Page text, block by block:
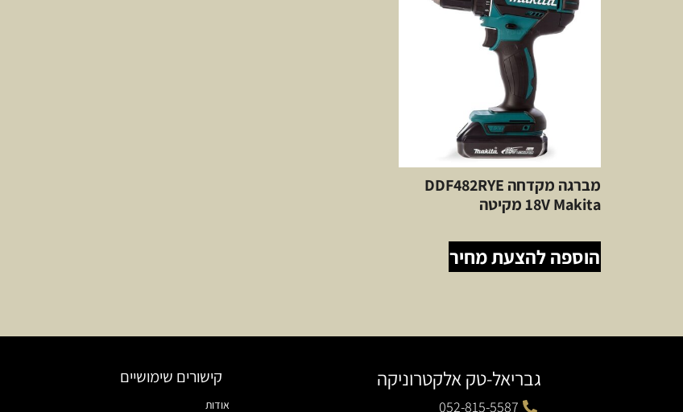
מברגה מקדחה DDF482RYE
18V Makita מקיטה
הוספה להצעת מחיר
גבריאל-טק אלקטרוניקה
052-815-5587
קישורים שימושיים
אודות